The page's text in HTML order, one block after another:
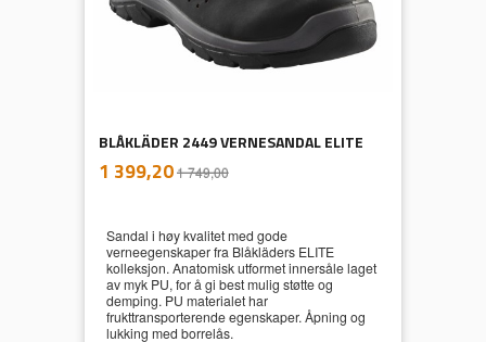
BLÅKLÄDER 2449 VERNESANDAL ELITE
Tilbud
1 399,201 749,00mva.
Sandal i høy kvalitet med gode
verneegenskaper fra Blåkläders ELITE
kolleksjon. Anatomisk utformet innersåle laget
av myk PU, for å gi best mulig støtte og
demping. PU materialet har
frukttransporterende egenskaper. Åpning og
lukking med borrelås.